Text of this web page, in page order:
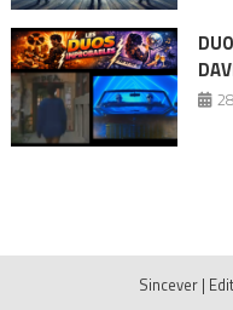
Sincever |